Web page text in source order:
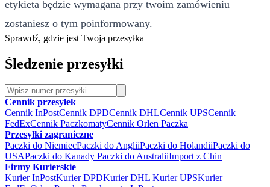
etykieta będzie wymagana przy twoim zamówieniu
zostaniesz o tym poinformowany.
Sprawdź, gdzie jest Twoja przesyłka
Śledzenie przesyłki
Cennik przesyłek
Cennik InPostCennik DPDCennik DHLCennik UPSCennik
FedExCennik PaczkomatyCennik Orlen Paczka
Przesyłki zagraniczne
Paczki do NiemiecPaczki do AngliiPaczki do HolandiiPaczki do
USAPaczki do Kanady Paczki do AustraliiImport z Chin
Firmy Kurierskie
Kurier InPostKurier DPDKurier DHL Kurier UPSKurier